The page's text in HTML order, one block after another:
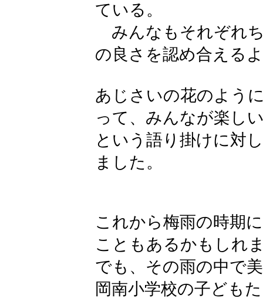
ている。
みんなもそれぞれ
の良さを認め合える
あじさいの花のよう
って、みんなが楽し
という語り掛けに対
ました。
これから梅雨の時期
こともあるかもしれ
でも、その雨の中で
岡南小学校の子ども